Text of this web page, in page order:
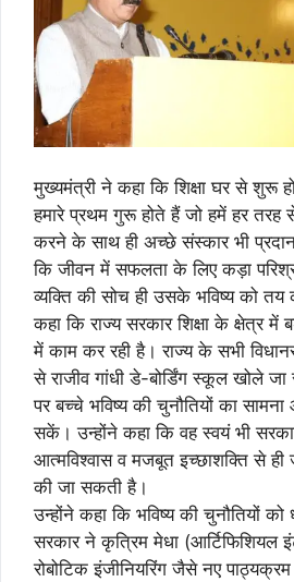
मुख्यमंत्री ने कहा कि शिक्षा घर से शुरू
हमारे प्रथम गुरू होते हैं जो हमें हर तरह से
करने के साथ ही अच्छे संस्कार भी
कि जीवन में सफलता के लिए कड़ा
व्यक्ति की सोच ही उसके भविष्य को
कहा कि राज्य सरकार शिक्षा के क्षेत्र में
में काम कर रही है। राज्य के सभी
से राजीव गांधी डे-बोर्डिंग स्कूल खोले जा
पर बच्चे भविष्य की चुनौतियों का
सकें। उन्होंने कहा कि वह स्वयं भी
आत्मविश्वास व मजबूत इच्छाशक्ति से ही
की जा सकती है।
उन्होंने कहा कि भविष्य की चुनौतियों
सरकार ने कृत्रिम मेधा (आर्टिफिशियल
रोबोटिक इंजीनियरिंग जैसे नए